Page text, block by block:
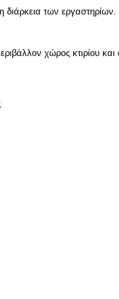
διάρκεια των
χώρος κτιρίου και